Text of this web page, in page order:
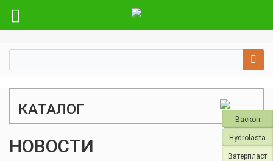
Васкон
Hydrolasta
Ватерпласт
КАТАЛОГ
НОВОСТИ